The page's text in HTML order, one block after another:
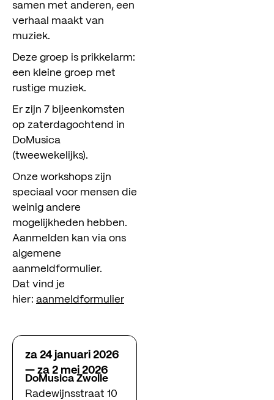
meedoen
kijk & luister
agenda
over ons
contact
samen met anderen, een
verhaal maakt van
muziek.
Deze groep is prikkelarm:
een kleine groep met
rustige muziek.
Er zijn 7 bijeenkomsten
op zaterdagochtend in
DoMusica
(tweewekelijks).
Onze workshops zijn
speciaal voor mensen die
weinig andere
mogelijkheden hebben.
Aanmelden kan via ons
algemene
aanmeldformulier.
Dat vind je
hier: aanmeldformulier
za 24 januari 2026
— za 2 mei 2026
DoMusica Zwolle
Radewijnsstraat 10